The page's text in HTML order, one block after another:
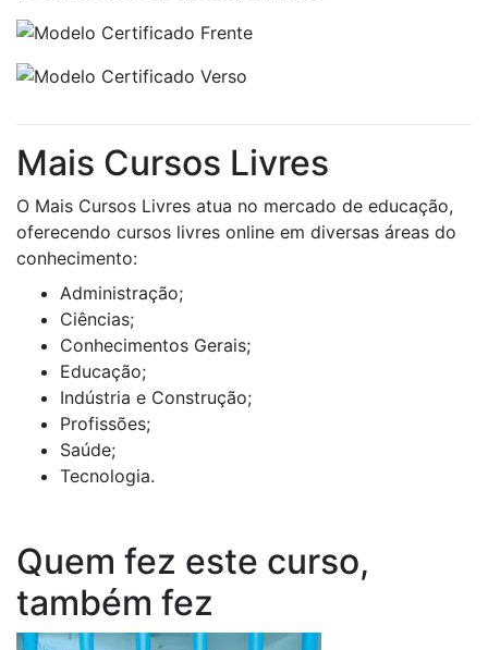
Mais Cursos Livres
O Mais Cursos Livres atua no mercado de educação,
oferecendo cursos livres online em diversas áreas do
conhecimento:
Administração;
Ciências;
Conhecimentos Gerais;
Educação;
Indústria e Construção;
Profissões;
Saúde;
Tecnologia.
Quem fez este curso,
também fez